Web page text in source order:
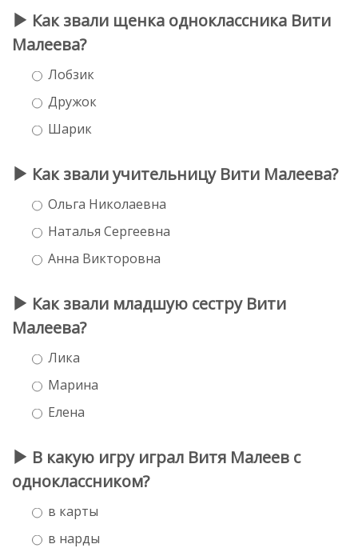
Как звали щенка одноклассника Вити
Малеева?
Лобзик
Дружок
Шарик
Как звали учительницу Вити Малеева?
Ольга Николаевна
Наталья Сергеевна
Анна Викторовна
Как звали младшую сестру Вити
Малеева?
Лика
Марина
Елена
В какую игру играл Витя Малеев с
одноклассником?
в карты
в нарды